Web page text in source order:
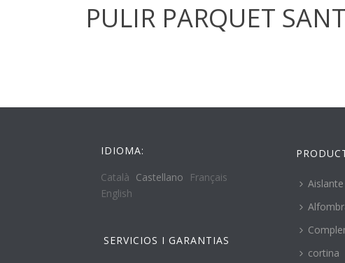
PULIR PARQUET
IDIOMA:
Català Castellano
Français
English
SERVICIOS I GARANTIAS
Aislante
cortina